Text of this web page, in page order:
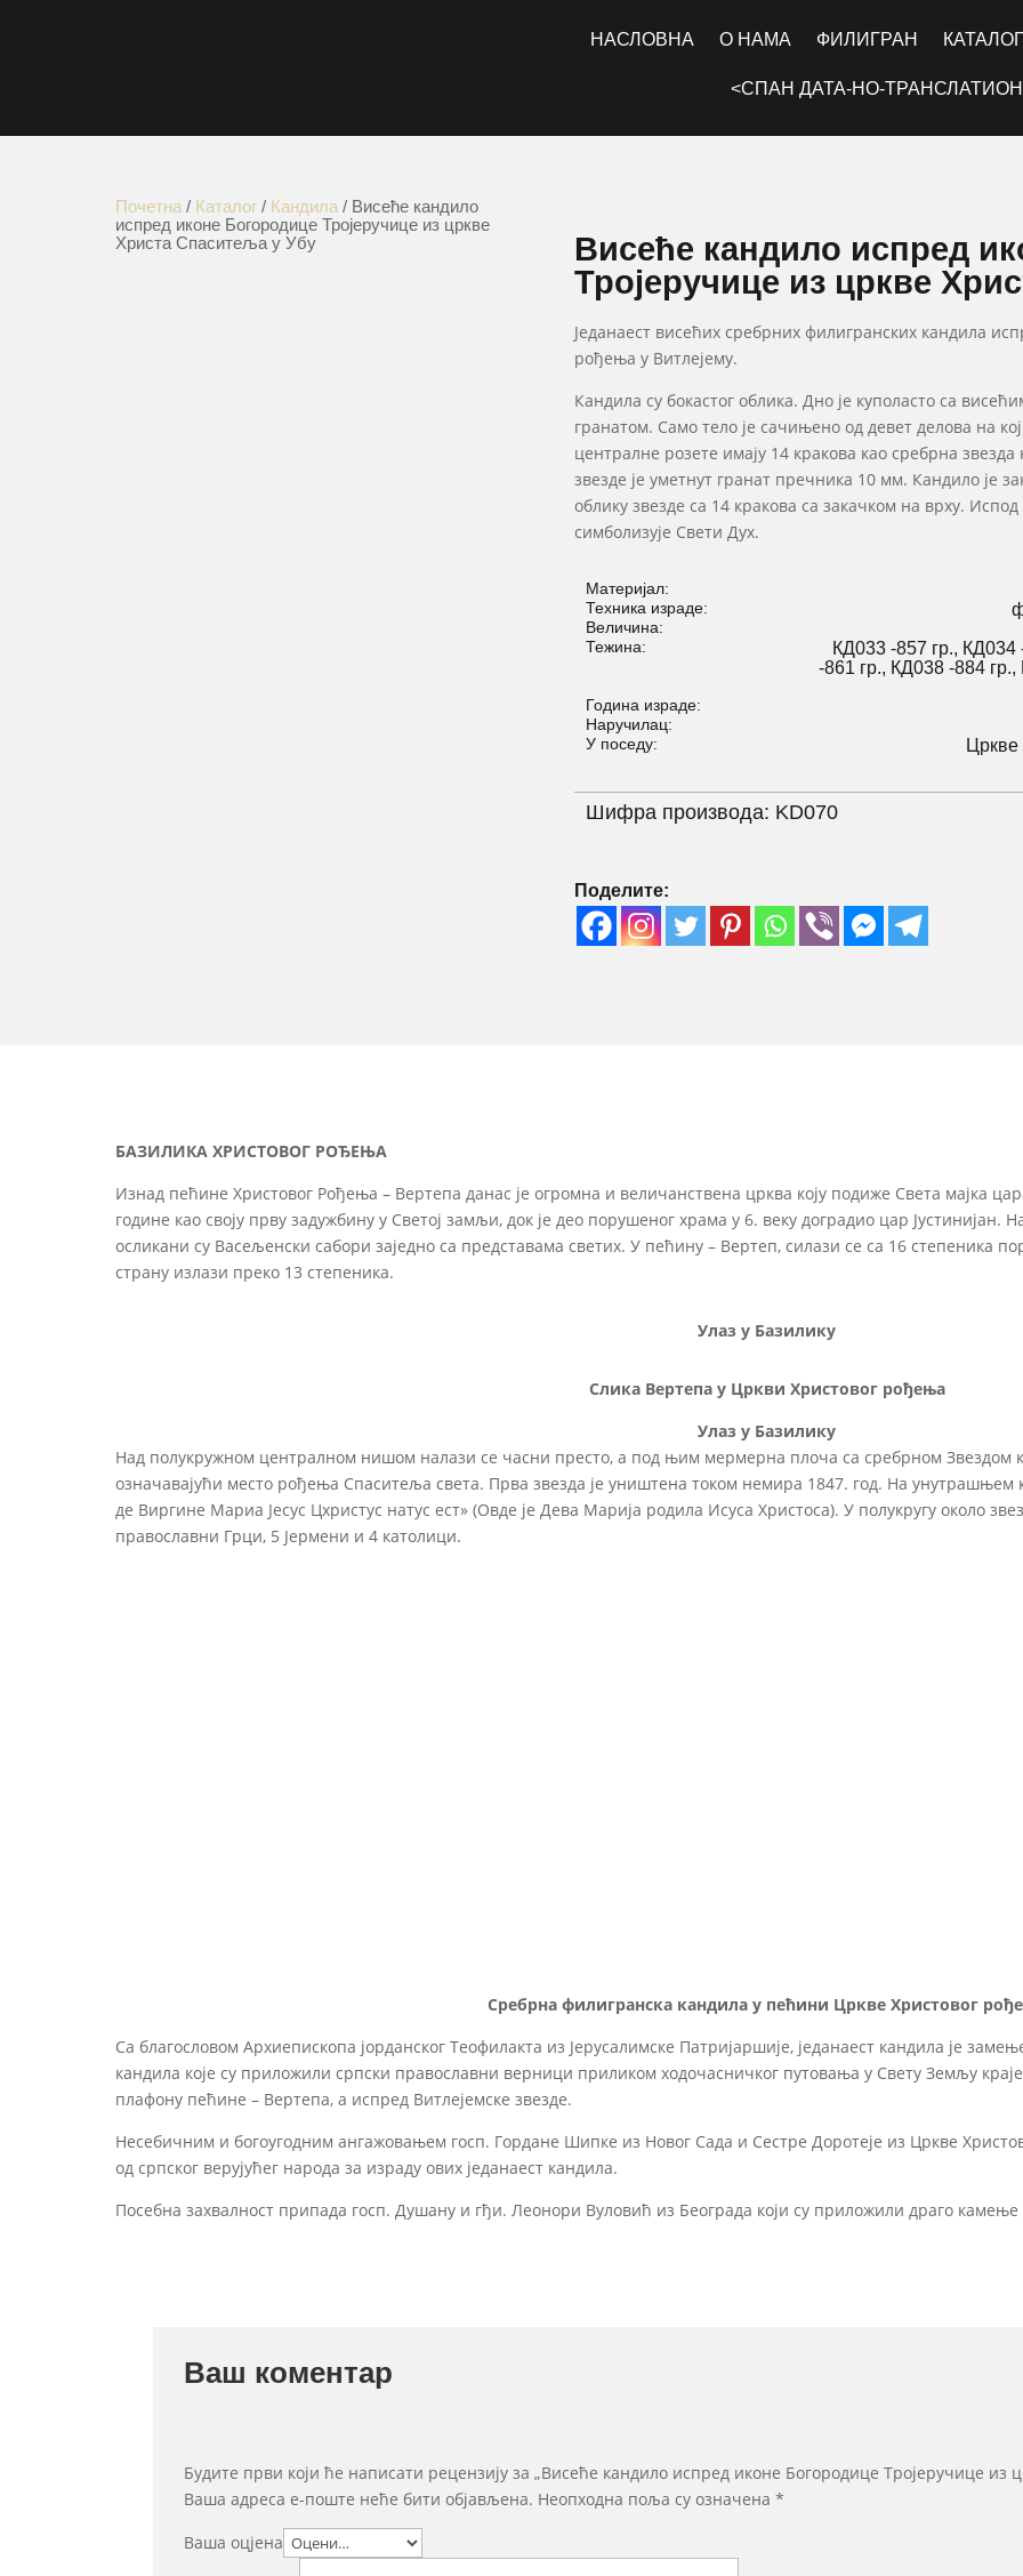
НАСЛОВНА О НАМА ФИЛИГРАН КАТАЛОГ
<СПАН ДАТА-НО-
Почетна / Каталог/ Кандила / Висеће кандило
испред иконе Богородице Тројеручице из цркве
Христа Спаситеља у Убу
Висеће кандило испред
Тројеручице из цркве
Једанаест висећих сребрних филигранских кандила
рођења у Витлејему.
Кандила су бокастог облика. Дно је куполасто са
гранатом. Само тело је сачињено од девет делова на
централне розете имају 14 кракова као сребрна
звезде је уметнут гранат пречника 10 мм. Кандило је
облику звезде са 14 кракова са закачком на врху.
симболизује Свети Дух.
Материјал:
Техника израде:
Величина:
Тежина:
КД033 -857 гр., КД034
-861 гр., КД038 -884
Година израде:
Наручилац:
У поседу:
Шифра производа: KD070
Поделите:
БАЗИЛИКА ХРИСТОВОГ РОЂЕЊА
Изнад пећине Христовог Рођења – Вертепа данас је огромна и величанствена црква коју подиже Света мајка
године као своју прву задужбину у Светој замљи, док је део порушеног храма у 6. веку доградио цар
осликани су Васељенски сабори заједно са представама светих. У пећину – Вертеп, силази се са 16 степеника
страну излази преко 13 степеника.
Улаз у Базилику
Слика Вертепа у Цркви Христовог рођења
Улаз у Базилику
Над полукружном централном нишом налази се часни престо, а под њим мермерна плоча са сребрном Звездом
означавајући место рођења Спаситеља света. Прва звезда је уништена током немира 1847. год. На унутрашњем
де Виргине Мариа Јесус Цхристус натус ест» (Овде је Дева Марија родила Исуса Христоса). У полукругу около
православни Грци, 5 Јермени и 4 католици.
Сребрна филигранска кандила у пећини Цркве Христовог
Са благословом Архиепископа јорданског Теофилакта из Јерусалимске Патријаршије, једанаест кандила је
кандила које су приложили српски православни верници приликом ходочасничког путовања у Свету Земљу
плафону пећине – Вертепа, а испред Витлејемске звезде.
Несебичним и богоугодним ангажовањем госп. Гордане Шипке из Новог Сада и Сестре Доротеје из Цркве
од српског верујућег народа за израду ових једанаест кандила.
Посебна захвалност припада госп. Душану и гђи. Леонори Вуловић из Београда који су приложили драго камење
Ваш коментар
Будите први који ће написати рецензију за „Висеће кандило испред иконе Богородице Тројеручице из
Ваша адреса е-поште неће бити објављена. Неопходна поља су означена*
Ваша оцјена